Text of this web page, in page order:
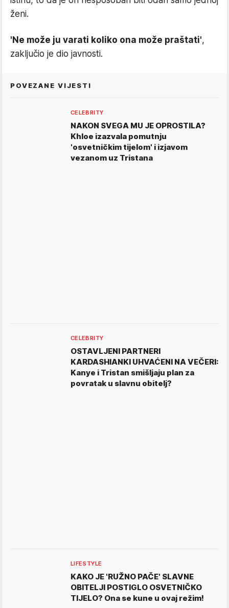
ženi.
'Ne može ju varati koliko ona može praštati',
zaključio je dio javnosti.
POVEZANE VIJESTI
CELEBRITY
NAKON SVEGA MU JE OPROSTILA?
Khloe izazvala pomutnju
'osvetničkim tijelom' i izjavom
vezanom uz Tristana
CELEBRITY
OSTAVLJENI PARTNERI
KARDASHIANKI UHVAĆENI NA VEČERI:
Kanye i Tristan smišljaju plan za
povratak u slavnu obitelj?
LIFESTYLE
KAKO JE 'RUŽNO PAČE' SLAVNE
OBITELJI POSTIGLO OSVETNIČKO
TIJELO? Ona se kune u ovaj režim!